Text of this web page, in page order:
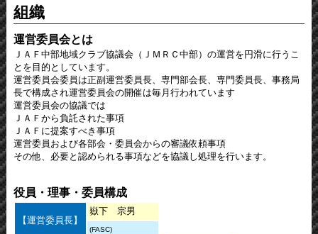
組織
運営委員会とは
ＪＡＦ中部地域クラブ協議会（ＪＭＲＣ中部）の運営を円滑に行うこ
とを目的としています。
運営委員会委員は正副運営委員長、専門部会長、専門委員長、事務局
長で構成され運営委員会の開催は毎月行われています
運営委員会の協議では
ＪＡＦから負託された事項
ＪＡＦに提案すべき事項
運営委員および各部会・委員会からの審議依頼事項
その他、必要と認められる事項などを協議し処理を行います。
役員・理事・委員構成
【運営委員長】
嶽下 宗男
(FASC)